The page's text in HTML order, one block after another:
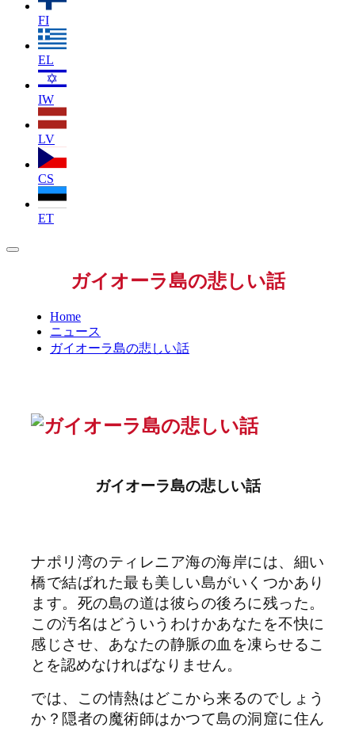
FI
EL
IW
LV
CS
ET
ガイオーラ島の悲しい話
Home
ニュース
ガイオーラ島の悲しい話
ガイオーラ島の悲しい話
ナポリ湾のティレニア海の海岸には、細い
橋で結ばれた最も美しい島がいくつかあり
ます。死の島の道は彼らの後ろに残った。
この汚名はどういうわけかあなたを不快に
感じさせ、あなたの静脈の血を凍らせるこ
とを認めなければなりません。
では、この情熱はどこから来るのでしょう
か？隠者の魔術師はかつて島の洞窟に住ん